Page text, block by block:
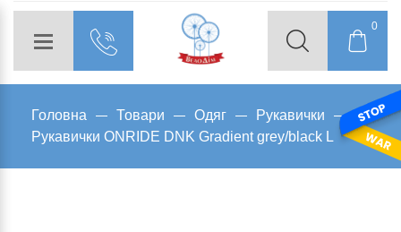
0
Головна Товари Одяг
Рукавички
Рукавички ONRIDE DNK Gradient grey/black L